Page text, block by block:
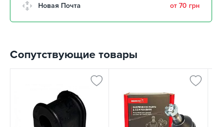
Новая Почта от 70 грн
Сопутствующие товары